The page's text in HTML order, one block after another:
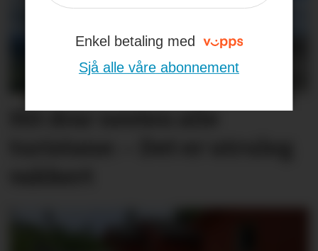
Enkel betaling med
Sjå alle våre abonnement
Hit drar nesten alle